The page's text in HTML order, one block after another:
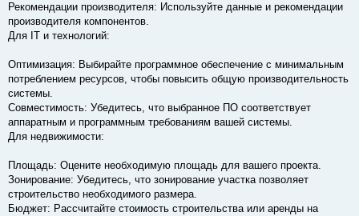
Рекомендации производителя: Используйте данные и рекомендации
производителя компонентов.
Для IT и технологий:
Оптимизация: Выбирайте программное обеспечение с минимальным
потреблением ресурсов, чтобы повысить общую производительность
системы.
Совместимость: Убедитесь, что выбранное ПО соответствует
аппаратным и программным требованиям вашей системы.
Для недвижимости:
Площадь: Оцените необходимую площадь для вашего проекта.
Зонирование: Убедитесь, что зонирование участка позволяет
строительство необходимого размера.
Бюджет: Рассчитайте стоимость строительства или аренды на